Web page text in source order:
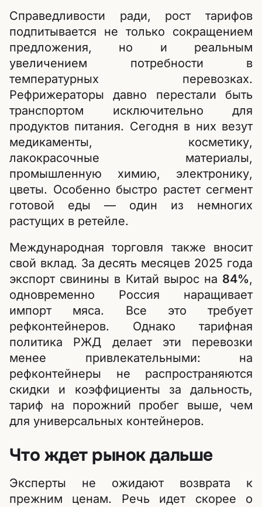
Справедливости ради, рост тарифов
подпитывается не только сокращением
предложения, но и реальным
увеличением потребности в
температурных перевозках.
Рефрижераторы давно перестали быть
транспортом исключительно для
продуктов питания. Сегодня в них везут
медикаменты, косметику,
лакокрасочные материалы,
промышленную химию, электронику,
цветы. Особенно быстро растет сегмент
готовой еды — один из немногих
растущих в ретейле.
Международная торговля также вносит
свой вклад. За десять месяцев 2025 года
экспорт свинины в Китай вырос на 84%,
одновременно Россия наращивает
импорт мяса. Все это требует
рефконтейнеров. Однако тарифная
политика РЖД делает эти перевозки
менее привлекательными: на
рефконтейнеры не распространяются
скидки и коэффициенты за дальность,
тариф на порожний пробег выше, чем
для универсальных контейнеров.
Что ждет рынок дальше
Эксперты не ожидают возврата к
прежним ценам. Речь идет скорее о